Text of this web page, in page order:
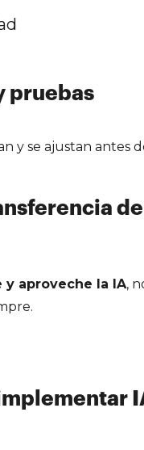
pruebas
y se ajustan antes
de
y aproveche la IA,